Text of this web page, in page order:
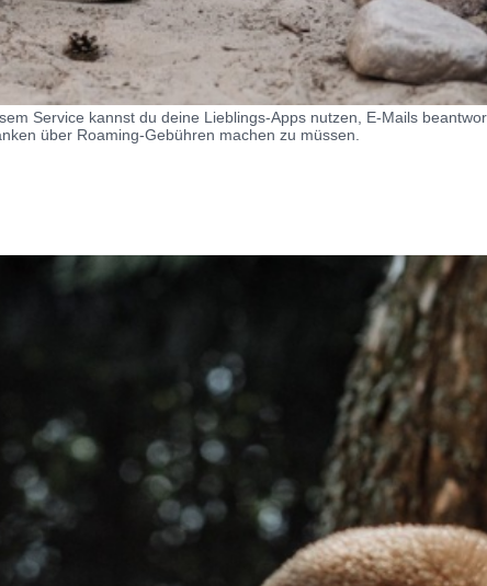
Service kannst du deine Lieblings-Apps nutzen, E-Mails
über Roaming-Gebühren machen zu müssen.